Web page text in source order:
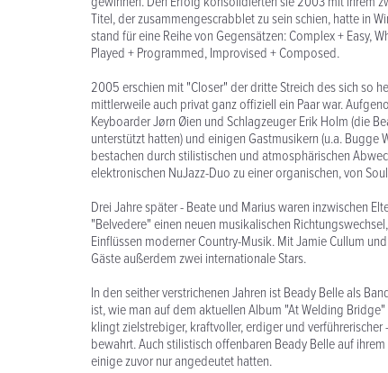
Titel, der zusammengescrabblet zu sein schien, hatte in
stand für eine Reihe von Gegensätzen: Complex + Easy,
Played + Programmed, Improvised + Composed.
2005 erschien mit "Closer" der dritte Streich des sich so
mittlerweile auch privat ganz offiziell ein Paar war.
Keyboarder Jørn Øien und Schlagzeuger Erik Holm (die
unterstützt hatten) und einigen Gastmusikern (u.a. Bugge
bestachen durch stilistischen und atmosphärischen
elektronischen NuJazz-Duo zu einer organischen, von
Drei Jahre später - Beate und Marius waren inzwischen
"Belvedere" einen neuen musikalischen
Einflüssen moderner Country-Musik. Mit Jamie Cullum
Gäste außerdem zwei internationale Stars.
In den seither verstrichenen Jahren ist Beady Belle als
ist, wie man auf dem aktuellen Album "At Welding
klingt zielstrebiger, kraftvoller, erdiger und
bewahrt. Auch stilistisch offenbaren Beady Belle auf
einige zuvor nur angedeutet hatten.